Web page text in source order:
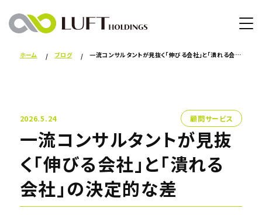
ホーム ブログ 一流コンサルタントが見抜く「伸びる会社」と「潰れる会社」の決定的な差
2026.5.24 顧問サービス
一流コンサルタントが見抜
く「伸びる会社」と「潰れる
会社」の決定的な差